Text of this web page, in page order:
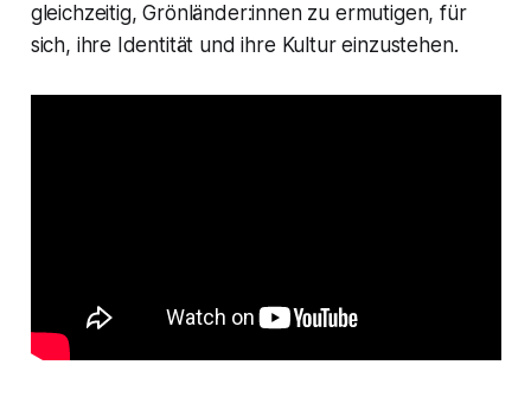
gleichzeitig, Grönländer:innen zu ermutigen, für
sich, ihre Identität und ihre Kultur einzustehen.